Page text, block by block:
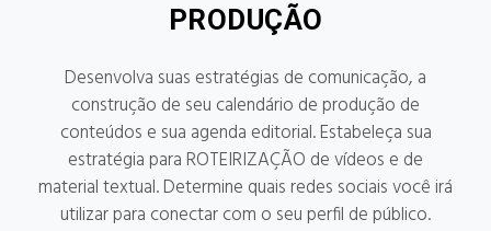
PRODUÇÃO
Desenvolva suas estratégias de comunicação, a
construção de seu calendário de produção de
conteúdos e sua agenda editorial.Estabeleça sua
estratégia para ROTEIRIZAÇÃO de vídeos e de
material textual. Determine quais redes sociais você irá
utilizar para conectar com o seu perfil de público.